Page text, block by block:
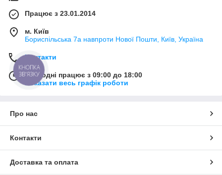
Працює з 23.01.2014
м. Київ
Бориспільська 7а навпроти Нової Пошти, Київ, Україна
Контакти
Сьогодні працює з 09:00 до 18:00
Показати весь графік роботи
Про нас
Контакти
Доставка та оплата
КНОПКА
ЗВ'ЯЗКУ